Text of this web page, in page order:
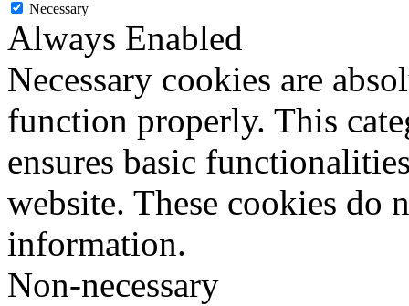
Necessary
Always Enabled
Necessary cookies are
function properly. This
ensures basic
website. These cookies do
information.
Non-necessary